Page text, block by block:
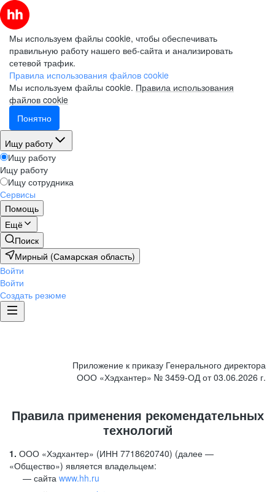
Мы используем файлы cookie, чтобы обеспечивать
правильную работу нашего веб-сайта и анализировать
сетевой трафик.
Правила использования файлов cookie
Мы используем файлы cookie. Правила использования
файлов cookie
Понятно
Ищу работу
Ищу работу
Ищу работу
Ищу сотрудника
Сервисы
Помощь
Ещё
Поиск
Мирный (Самарская область)
Войти
Войти
Создать резюме
Приложение к приказу Генерального директора
ООО «Хэдхантер» № 3459-ОД от 03.06.2026 г.
Правила применения рекомендательных
технологий
1. ООО «Хэдхантер» (ИНН 7718620740) (далее —
«Общество») является владельцем:
сайта www.hh.ru